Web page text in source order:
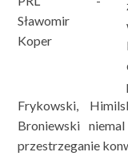
Frykowski,
Broniewski
przestrzeganie